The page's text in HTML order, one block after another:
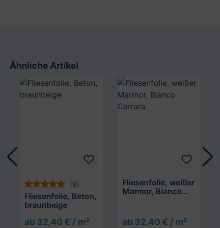
Ähnliche Artikel
Produktgalerie überspringen
(8)
Fliesenfolie, Beton,
braunbeige
ab 32,40 € / m²
Fliesenfolie, weißer
Marmor, Bianco
ab 32,40 € / m²